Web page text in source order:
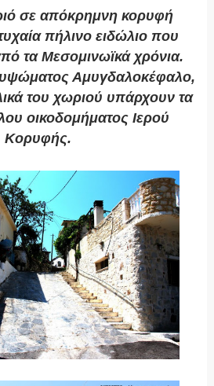
σε απόκρημνη κορυφή
πήλινο ειδώλιο που
τα Μεσομινωϊκά χρόνια.
Αμυγδαλοκέφαλο,
του χωριού υπάρχουν τα
οικοδομήματος Ιερού
Κορυφής.